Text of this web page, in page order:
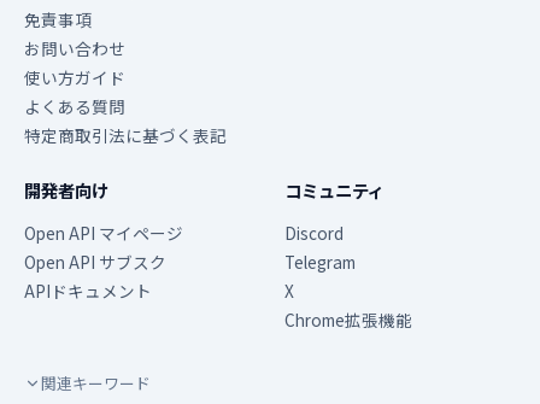
免責事項
お問い合わせ
使い方ガイド
よくある質問
特定商取引法に基づく表記
開発者向け
Open API マイページ
Open API サブスク
APIドキュメント
コミュニティ
Discord
Telegram
X
Chrome拡張機能
関連キーワード